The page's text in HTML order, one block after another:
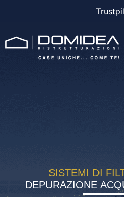
SISTEMI DI
DEPURAZIONE